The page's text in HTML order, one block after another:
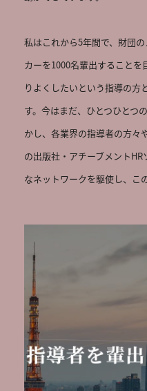
私はこれから5年間で、財団
カーを1000名輩出することを
りよくしたいという指導の方
す。今はまだ、ひとつひとつ
かし、各業界の指導者の方々
の出版社・アチーブメント
なネットワークを駆使し、こ